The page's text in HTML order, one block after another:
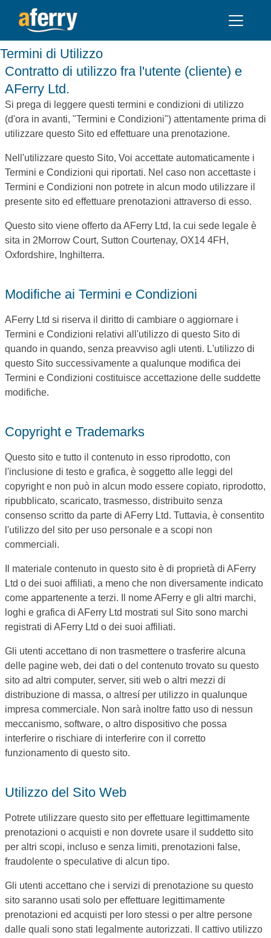
Termini di Utilizzo
Contratto di utilizzo fra l'utente (cliente) e
AFerry Ltd.
Si prega di leggere questi termini e condizioni di utilizzo
(d'ora in avanti, "Termini e Condizioni") attentamente prima di
utilizzare questo Sito ed effettuare una prenotazione.
Nell'utilizzare questo Sito, Voi accettate automaticamente i
Termini e Condizioni qui riportati. Nel caso non accettaste i
Termini e Condizioni non potrete in alcun modo utilizzare il
presente sito ed effettuare prenotazioni attraverso di esso.
Questo sito viene offerto da AFerry Ltd, la cui sede legale è
sita in 2Morrow Court, Sutton Courtenay, OX14 4FH,
Oxfordshire, Inghilterra.
Modifiche ai Termini e Condizioni
AFerry Ltd si riserva il diritto di cambiare o aggiornare i
Termini e Condizioni relativi all'utilizzo di questo Sito di
quando in quando, senza preavviso agli utenti. L'utilizzo di
questo Sito successivamente a qualunque modifica dei
Termini e Condizioni costituisce accettazione delle suddette
modifiche.
Copyright e Trademarks
Questo sito e tutto il contenuto in esso riprodotto, con
l'inclusione di testo e grafica, è soggetto alle leggi del
copyright e non può in alcun modo essere copiato, riprodotto,
ripubblicato, scaricato, trasmesso, distribuito senza
consenso scritto da parte di AFerry Ltd. Tuttavia, è consentito
l'utilizzo del sito per uso personale e a scopi non
commerciali.
Il materiale contenuto in questo sito è di proprietà di AFerry
Ltd o dei suoi affiliati, a meno che non diversamente indicato
come appartenente a terzi. Il nome AFerry e gli altri marchi,
loghi e grafica di AFerry Ltd mostrati sul Sito sono marchi
registrati di AFerry Ltd o dei suoi affiliati.
Gli utenti accettano di non trasmettere o trasferire alcuna
delle pagine web, dei dati o del contenuto trovato su questo
sito ad altri computer, server, siti web o altri mezzi di
distribuzione di massa, o altresí per utilizzo in qualunque
impresa commerciale. Non sarà inoltre fatto uso di nessun
meccanismo, software, o altro dispositivo che possa
interferire o rischiare di interferire con il corretto
funzionamento di questo sito.
Utilizzo del Sito Web
Potrete utilizzare questo sito per effettuare legittimamente
prenotazioni o acquisti e non dovrete usare il suddetto sito
per altri scopi, incluso e senza limiti, prenotazioni false,
fraudolente o speculative di alcun tipo.
Gli utenti accettano che i servizi di prenotazione su questo
sito saranno usati solo per effettuare legittimamente
prenotazioni ed acquisti per loro stessi o per altre persone
dalle quali sono stati legalmente autorizzati. Il cattivo utilizzo